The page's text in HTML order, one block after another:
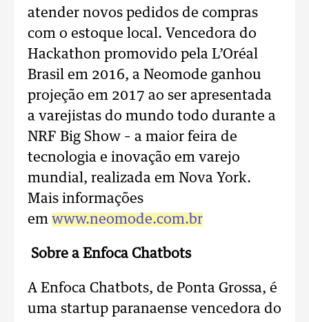
atender novos pedidos de compras
com o estoque local. Vencedora do
Hackathon promovido pela L’Oréal
Brasil em 2016, a Neomode ganhou
projeção em 2017 ao ser apresentada
a varejistas do mundo todo durante a
NRF Big Show – a maior feira de
tecnologia e inovação em varejo
mundial, realizada em Nova York.
Mais informações
em www.neomode.com.br
Sobre a Enfoca Chatbots
A Enfoca Chatbots, de Ponta Grossa, é
uma startup paranaense vencedora do